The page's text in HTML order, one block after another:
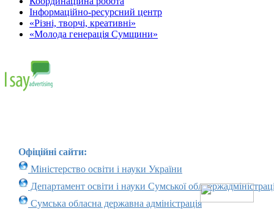
Інформаційно-ресурсний центр
«Різні, творчі, креативні»
«Молода генерація Сумщини»
Офіційні сайти:
Міністерство освіти і науки України
Департамент освіти і науки Сумської
Сумська обласна державна адміністрація